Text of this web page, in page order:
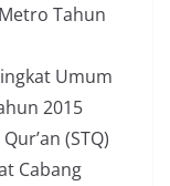
Tahun
Umum
2015
(STQ)
Cabang